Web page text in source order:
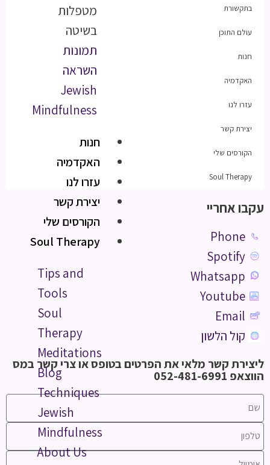
מטפלות
בשיטה
תמונות
השראה
Jewish
Mindfulness
חנות
האקדמיה
עזרו לנו
יצירת קשר
הקורסים שלי
Soul Therapy
Tips and
Tools
Soul
Therapy
Meditations
Blog
Techniques
Jewish
Mindfulness
About Us
בתקשורת
עולם התוכן
חנות
האקדמיה
עזרו לנו
יצירת קשר
הקורסים שלי
Soul Therapy
עקבו אחריי
Phone
Spotify
Whatsapp
Youtube
Email
קול הלשון
ליצירת קשר מלאי את הפרטים בטופס או צרי קשר במס
הווצאפ 052-481-6991